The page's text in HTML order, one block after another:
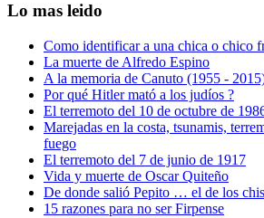
Lo mas leido
Como identificar a una chica o chico
La muerte de Alfredo Espino
A la memoria de Canuto (1955 -
Por qué Hitler mató a los judíos ?
El terremoto del 10 de octubre de
Marejadas en la costa, tsunamis,
fuego
El terremoto del 7 de junio de 1917
Vida y muerte de Oscar Quiteño
De donde salió Pepito … el de los
15 razones para no ser Firpense